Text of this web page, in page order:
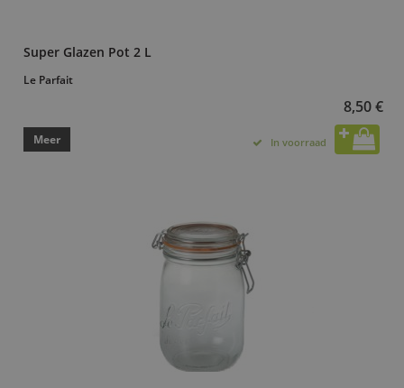
Super Glazen Pot 2 L
Le Parfait
8,50 €
Meer In voorraad